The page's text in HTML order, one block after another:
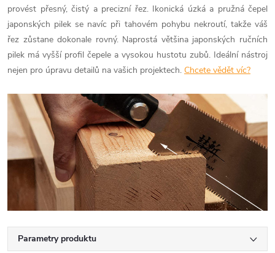
provést přesný, čistý a precizní řez. Ikonická úzká a pružná čepel
japonských pilek se navíc při tahovém pohybu nekroutí, takže váš
řez zůstane dokonale rovný. Naprostá většina japonských ručních
pilek má vyšší profil čepele a vysokou hustotu zubů. Ideální nástroj
nejen pro úpravu detailů na vašich projektech. Chcete vědět víc?
Parametry produktu